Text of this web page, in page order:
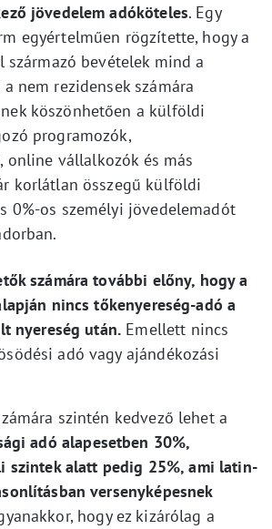
jövedelem adóköteles. Egy
egyértelműen rögzítette, hogy a
bevételek mind a
nem rezidensek számára
köszönhetően a külföldi
programozók,
vállalkozók és más
korlátlan összegű külföldi
0%-os személyi jövedelemadót
számára további előny, hogy a
nincs tőkenyereség-adó a
nyereség után. Emellett nincs
adó vagy ajándékozási
szintén kedvező lehet a
adó alapesetben 30%,
szintek alatt pedig 25%, ami latin-
versenyképesnek
hogy ez kizárólag a